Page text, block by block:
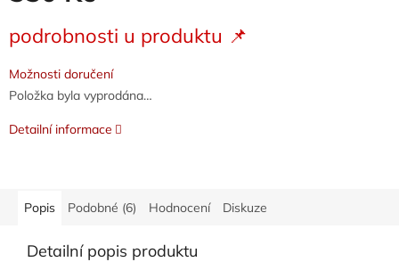
cena:
podrobnosti u produktu 📌
Možnosti doručení
Položka byla vyprodána…
Detailní informace
Popis Podobné (6) Hodnocení Diskuze
Detailní popis produktu